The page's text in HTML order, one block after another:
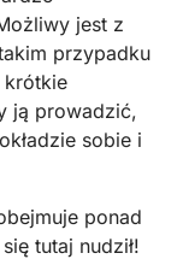
jest z
przypadku
krótkie
ją prowadzić,
sobie i
ponad
tutaj nudził!